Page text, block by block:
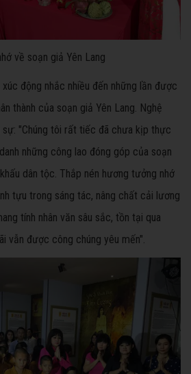
về soạn giả Yên Lang
động nhắc nhiều đến những lần được
thành của soạn giả Yên Lang. Nghệ
sự: "Chúng tôi rất tiếc đã chưa kịp thực
những công lao đóng góp của soạn
dân tộc. Thắp nén hương tưởng nhớ
tựu trong sáng tác, nâng chất cải lương
tính nhân văn sâu sắc, tồn tại qua
vẫn được công chúng yêu mến".